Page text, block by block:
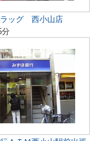
ラッグ 西小山店